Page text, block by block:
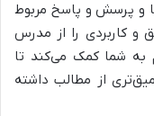
و پرسش و پاسخ مربوط
کاربردی را از مدرس
به شما کمک می‌کند تا
از مطالب داشته